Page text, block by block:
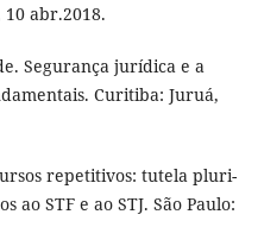
abr.2018.
Segurança jurídica e a
Curitiba: Juruá,
repetitivos: tutela pluri-
STF e ao STJ. São Paulo: